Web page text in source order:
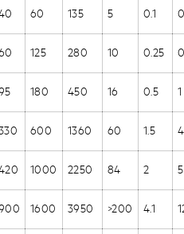
60 135 5 0.1
125 280 10 0.25
180 450 16 0.5 1
600 1360 60 1.5 4
1000 2250 84 2 5
1600 3950 >200 4.1